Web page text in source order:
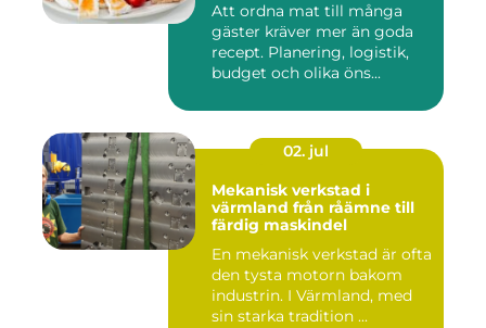
Att ordna mat till många
gäster kräver mer än goda
recept. Planering, logistik,
budget och olika öns...
02. jul
Mekanisk verkstad i
värmland från råämne till
färdig maskindel
En mekanisk verkstad är ofta
den tysta motorn bakom
industrin. I Värmland, med
sin starka tradition ...